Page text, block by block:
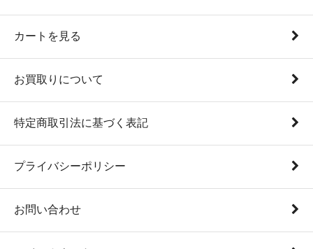
カートを見る
お買取りについて
特定商取引法に基づく表記
プライバシーポリシー
お問い合わせ